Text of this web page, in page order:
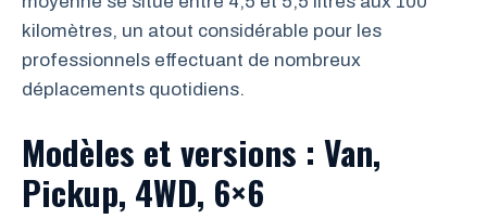
kilomètres, un atout considérable pour les
professionnels effectuant de nombreux
déplacements quotidiens.
Modèles et versions : Van,
Pickup, 4WD, 6×6